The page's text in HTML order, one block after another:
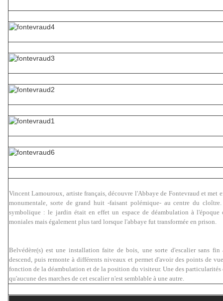
Vincent Lamouroux, artiste français, découvre l'Abbaye de Fontevraud et met
monumentale, sorte de grand huit -faisant polémique- au centre du
symbolique : le jardin était en effet un espace de déambulation à l'époque
moniales mais également plus tard lorsque l'abbaye fut transformée en prison.
Belvédère(s) est une installation faite de bois, une sorte d'escalier sans
descend, puis remonte à différents niveaux et permet d'avoir des points de
fonction de la déambulation et de la position du visiteur. Une des particularités
qu'aucune des marches de cet escalier n'est semblable à une autre.